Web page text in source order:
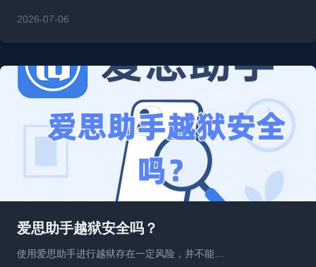
2026-07-06
爱思助手越狱安全吗？
使用爱思助手进行越狱存在一定风险，并不能…